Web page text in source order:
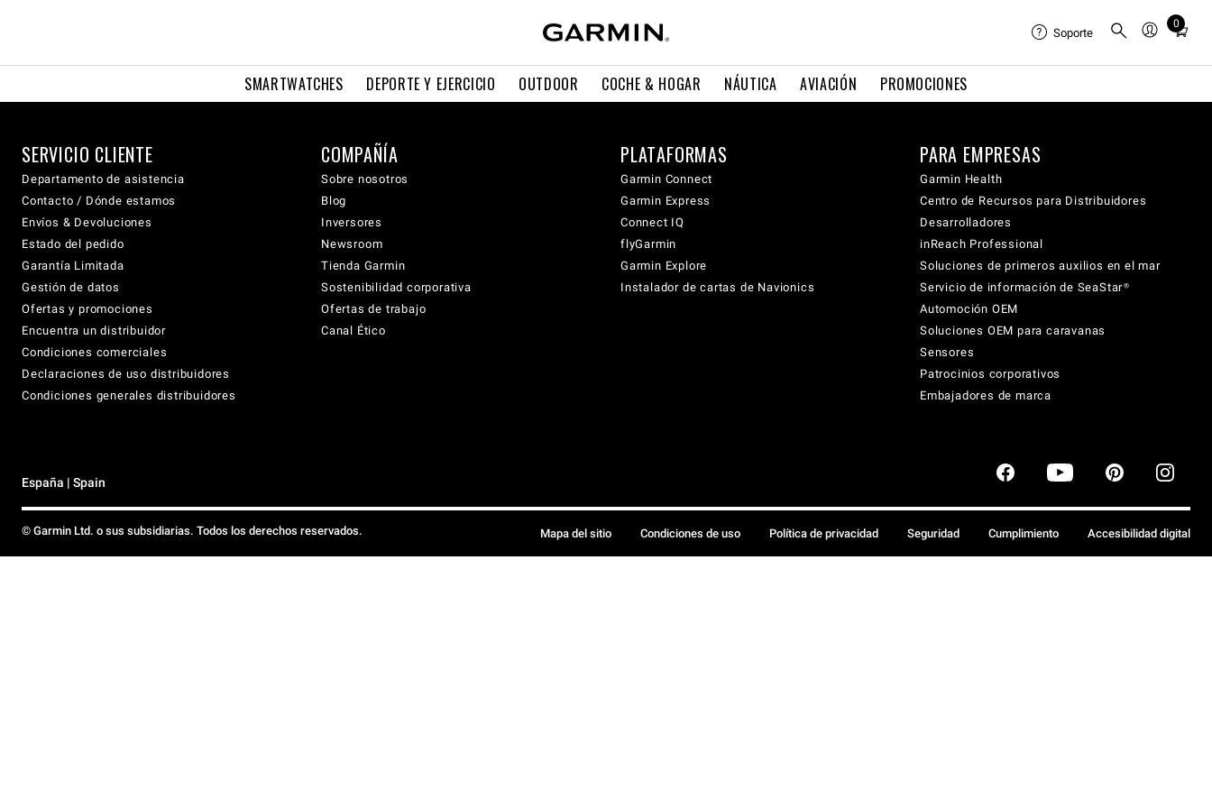
SMARTWATCHES DEPORTE Y EJERCICIO OUTDOOR COCHE & HOGAR NÁUTICA AVIACIÓN PROMOCIONES
Soporte
0
Total
cart:
SERVICIO CLIENTE
Departamento de asistencia
Contacto / Dónde estamos
Envíos & Devoluciones
Estado del pedido
Garantía Limitada
Gestión de datos
Ofertas y promociones
Encuentra un distribuidor
Condiciones comerciales
Declaraciones de uso distribuidores
Condiciones generales distribuidores
COMPAÑÍA
Sobre nosotros
Blog
Inversores
Newsroom
Tienda Garmin
Sostenibilidad corporativa
Ofertas de trabajo
Canal Ético
PLATAFORMAS
Garmin Connect
Garmin Express
Connect IQ
flyGarmin
Garmin Explore
Instalador de cartas de Navionics
PARA EMPRESAS
Garmin Health
Centro de Recursos para Distribuidores
Desarrolladores
inReach Professional
Soluciones de primeros auxilios en el mar
Servicio de información de SeaStar®
Automoción OEM
Soluciones OEM para caravanas
Sensores
Patrocinios corporativos
Embajadores de marca
España | Spain
© Garmin Ltd. o sus subsidiarias. Todos los derechos reservados. Mapa del sitio Condiciones de uso Política de privacidad Seguridad Cumplimiento Accesibilidad digital